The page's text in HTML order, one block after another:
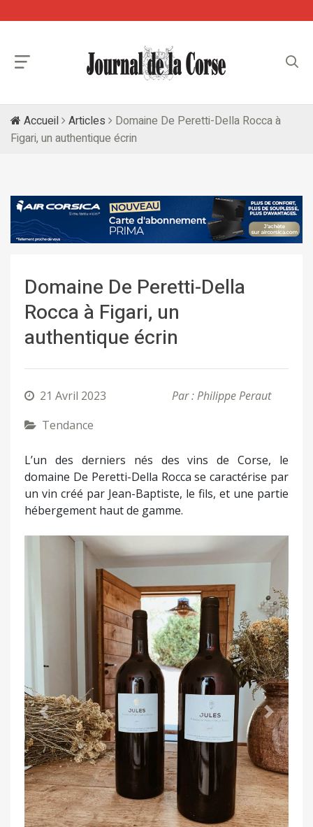
Accueil Articles
Domaine De Peretti-Della Rocca à
Figari, un authentique écrin
Domaine De Peretti-Della
Rocca à Figari, un
authentique écrin
21 Avril 2023
Par : Philippe Peraut
Tendance
L’un des derniers nés des vins de Corse, le
domaine De Peretti-Della Rocca se caractérise par
un vin créé par Jean-Baptiste, le fils, et une partie
hébergement haut de gamme.
Précédent Suivant